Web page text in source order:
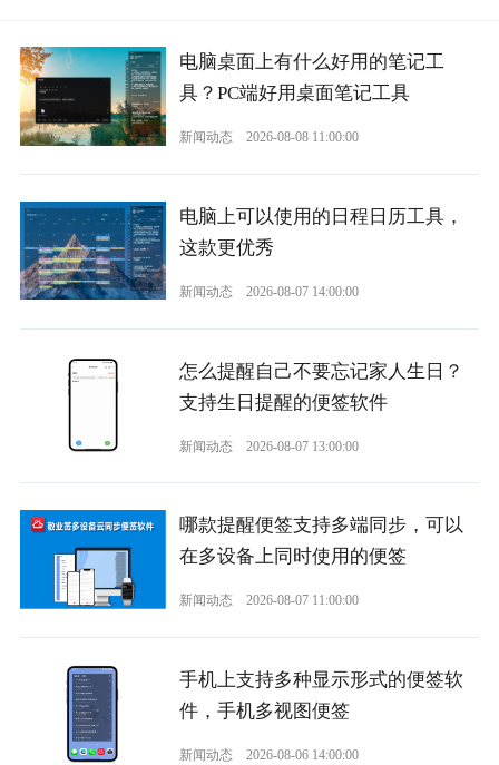
电脑桌面上有什么好用的笔记工
具？PC端好用桌面笔记工具
新闻动态 2026-08-08 11:00:00
电脑上可以使用的日程日历工具，
这款更优秀
新闻动态 2026-08-07 14:00:00
怎么提醒自己不要忘记家人生日？
支持生日提醒的便签软件
新闻动态 2026-08-07 13:00:00
哪款提醒便签支持多端同步，可以
在多设备上同时使用的便签
新闻动态 2026-08-07 11:00:00
手机上支持多种显示形式的便签软
件，手机多视图便签
新闻动态 2026-08-06 14:00:00